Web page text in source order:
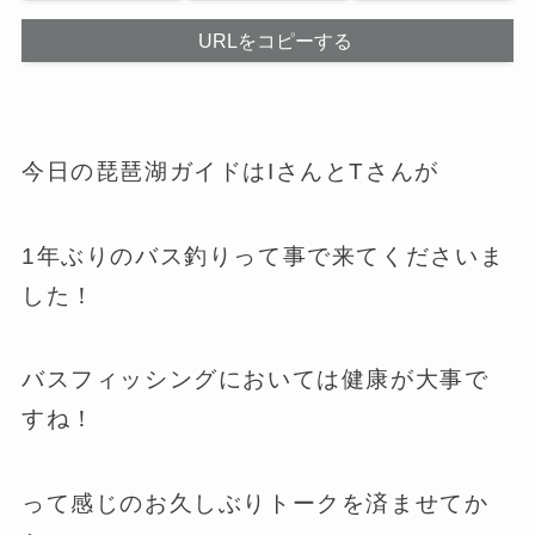
URLをコピーする
今日の琵琶湖ガイドはIさんとTさんが
1年ぶりのバス釣りって事で来てくださいま
した！
バスフィッシングにおいては健康が大事で
すね！
って感じのお久しぶりトークを済ませてか